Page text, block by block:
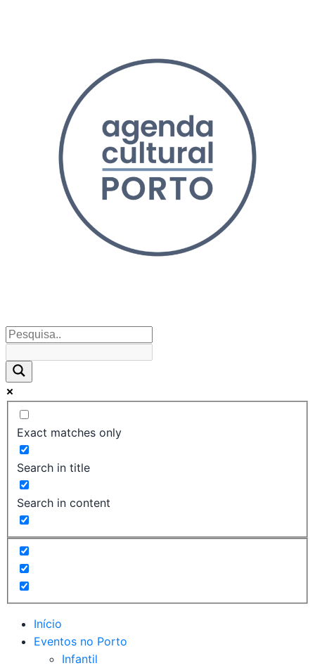
Exact matches only
Search in title
Search in content
Início
Eventos no Porto
Infantil